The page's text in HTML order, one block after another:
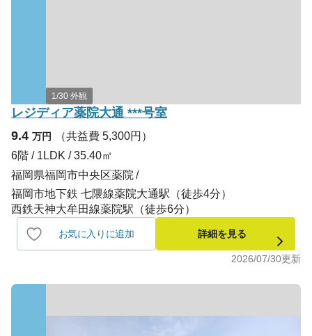
1/30 外観
レジディア薬院大通 ***号室
9.4 万円
（共益費 5,300円）
6階 / 1LDK / 35.40㎡
福岡県福岡市中央区薬院
福岡市地下鉄 七隈線薬院大通駅（徒歩4分）
西鉄天神大牟田線薬院駅（徒歩6分）
お気に入りに追加 詳細を見る
2026/07/30更新